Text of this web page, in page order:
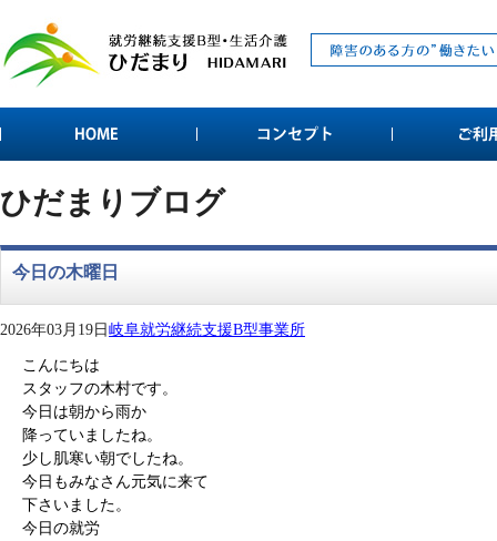
ひだまりブログ
今日の木曜日
2026年03月19日岐阜就労継続支援B型事業所
こんにちは
スタッフの木村です。
今日は朝から雨か
降っていましたね。
少し肌寒い朝でしたね。
今日もみなさん元気に来て
下さいました。
今日の就労